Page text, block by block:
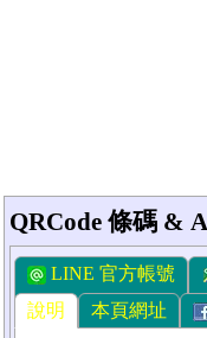
QRCode 條碼 &
說明 本頁網址
LINE 官方帳號